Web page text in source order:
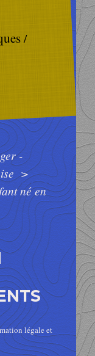
/
-
>
né en
légale et